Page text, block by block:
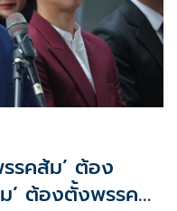
รรคส้ม’ ต้อง
’ ต้องตั้งพรรค